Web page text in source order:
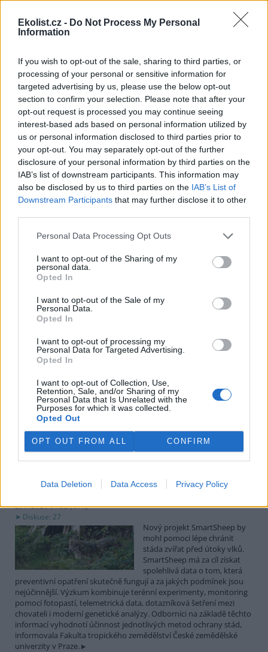
Ekolist.cz - Do Not Process My Personal
Information
If you wish to opt-out of the sale, sharing to third parties, or
processing of your personal or sensitive information for
targeted advertising by us, please use the below opt-out
section to confirm your selection. Please note that after your
opt-out request is processed you may continue seeing
interest-based ads based on personal information utilized by
us or personal information disclosed to third parties prior to
your opt-out. You may separately opt-out of the further
disclosure of your personal information by third parties on the
IAB’s list of downstream participants. This information may
also be disclosed by us to third parties on the IAB’s List of
Downstream Participants that may further disclose it to other
Personal Data Processing Opt Outs
I want to opt-out of the Sharing of my
personal data.
Opted In
I want to opt-out of the Sale of my
Personal Data.
Opted In
I want to opt-out of processing my
Personal Data for Targeted Advertising.
Opted In
I want to opt-out of Collection, Use,
Retention, Sale, and/or Sharing of my
Personal Data that Is Unrelated with the
Purposes for which it was collected.
Opted Out
OPT OUT FROM ALL CONFIRM
Data Deletion Data Access Privacy Policy
snaží distributor elektřiny
EG.D. U Klikova na
pás pod vysokým napětím, ale jen odstraňují vyšší dřeviny.
Novinářům to dnes řekli zástupci společnosti. Chtějí pomoci tomu,
aby krajina kolem energetické infrastruktury byla druhově pestřejší
a odolnější.
Zájem o elektrická nákladní auta v Česku roste, ale
pomaleji než v EU
29.7.2026 11:25 (ČTK )
Diskuse: 2
Zájem dopravců o nákladní
auta a autobusy na elektrický
pohon v Česku meziročně
roste, ale pomaleji, než je
průměr Evropské unie. U
nákladní auta do 3,5 tuny, byl růst větší než průměr EU. V analýze
Evropského sdružení výrobců automobilů.
nevyloučily krátkodobé zdražení
29.7.2026 10:20 (
E-shopy očekávají vyšší
náklady na nové obaly,
které má omezit množství
obalového a odpadového materiálu. ČTK to řekli zástupci e-
commerce. Krátkodobě by se náklady podle nich mohly
promítnout do cen zboží nebo do poplatků za balné, zvýšit by se
mohla administrativní zátěž pro e-shopy. Z dlouhodobého hlediska
však investice do nových obalů a technologií může náklady na
přepravu snížit. Evropský předpis začne platit 12. srpna.
Nový projekt, na kterém se podílí ČZU, má pomoci
chránit stáda před útoky vlků
29.7.2026 01:32 (ČTK)
Diskuse: 27
Nový projekt SmartSheep by
mohl pomoci lépe chránit
stáda zvířat před útoky vlků.
SmartSheep má za cíl získat
spolehlivá data o tom, která
preventivní opatření skutečně fungují a za jakých podmínek jsou
nejúčinnější. Výzkum kombinuje terénní experimenty, monitoring
pomocí fotopastí, telemetrická data, dotazníková šetření mezi
chovateli i moderní genetické analýzy. Odborníci na základě těchto
informací vyhodnotí účinnost jednotlivých metod ochrany stád,
informovala Fakulta tropického zemědělství České zemědělské
univerzity v Praze.